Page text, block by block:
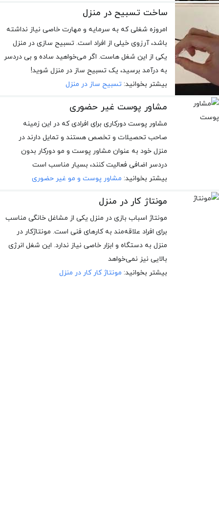
ساخت تسبیح در منزل
امروزه شغلی که به سرمایه و مهارت خاصی نیاز نداشته
باشد، آرزوی خیلی از افراد است. تسبیح سازی در منزل
یکی از این شغل هاست. اگر می‌خواهید ساده و بی دردسر
به درآمد برسید، یک تسبیح ساز در منزل شوید!
بیشتر بخوانید: تسبیح ساز در منزل
مشاور پوست غیر حضوری
مشاور پوست دورکاری برای افرادی که در این زمینه
صاحب تحصیلات و تخصص هستند و تمایل دارند در
منزل خود به عنوان مشاور پوست و مو دورکار بدون
دردسر اضافی فعالیت کنند، بسیار مناسب است
بیشتر بخوانید: مشاور پوست و مو غیر حضوری
مونتاژ کار در منزل
مونتاژ اسباب بازی در منزل یکی از مشاغل خانگی مناسب
برای افراد علاقه‌مند به کارهای فنی است. مونتاژکار در
منزل به دستگاه و ابزار خاصی نیاز ندارد. این شغل انرژی
بالایی نیز نمی‌خواهد
بیشتر بخوانید: مونتاژ کار کار در منزل